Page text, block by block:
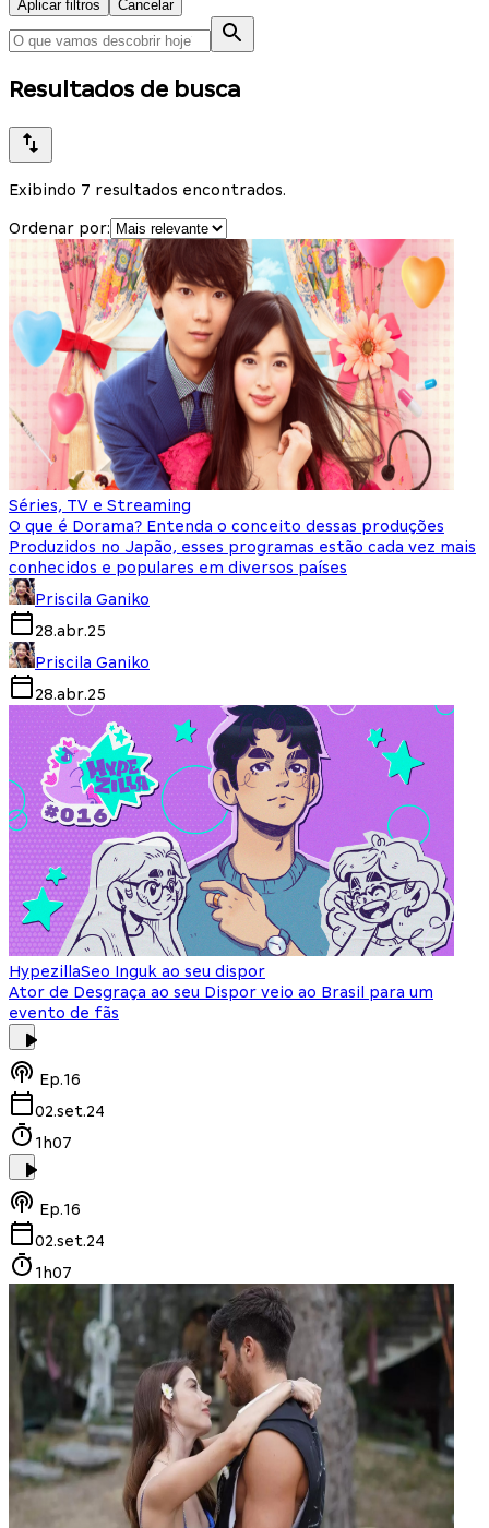
Aplicar filtros Cancelar
Resultados de busca
Exibindo 7 resultados encontrados.
Ordenar por:
Séries, TV e Streaming
O que é Dorama? Entenda o conceito dessas produções
Produzidos no Japão, esses programas estão cada vez mais
conhecidos e populares em diversos países
Priscila Ganiko
28.abr.25
Priscila Ganiko
28.abr.25
HypezillaSeo Inguk ao seu dispor
Ator de Desgraça ao seu Dispor veio ao Brasil para um
evento de fãs
Ep.16
02.set.24
1h07
Ep.16
02.set.24
1h07